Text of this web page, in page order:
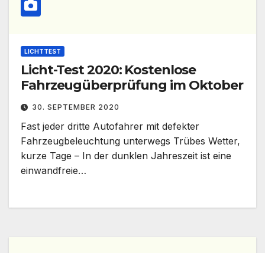
LICHTTEST
Licht-Test 2020: Kostenlose
Fahrzeugüberprüfung im Oktober
30. SEPTEMBER 2020
Fast jeder dritte Autofahrer mit defekter
Fahrzeugbeleuchtung unterwegs Trübes Wetter,
kurze Tage – In der dunklen Jahreszeit ist eine
einwandfreie…